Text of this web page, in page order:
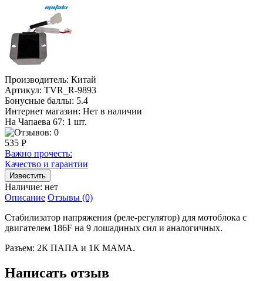
Производитель: Китай
Артикул: TVR_R-9893
Бонусные баллы: 5.4
Интернет магазин: Нет в наличии
На Чапаева 67: 1 шт.
535 Р
Важно прочесть:
Качество и гарантии
Наличие: нет
Описание Отзывы (0)
Стабилизатор напряжения (реле-регулятор) для мотоблока с
двигателем 186F на 9 лошадиных сил и аналогичных.
Разъем: 2К ПАПА и 1К МАМА.
Написать отзыв